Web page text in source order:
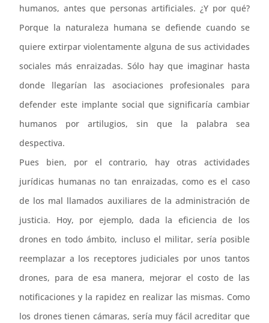
humanos, antes que personas artificiales. ¿Y por qué?
Porque la naturaleza humana se defiende cuando se
quiere extirpar violentamente alguna de sus actividades
sociales más enraizadas. Sólo hay que imaginar hasta
donde llegarían las asociaciones profesionales para
defender este implante social que significaría cambiar
humanos por artilugios, sin que la palabra sea
despectiva.
Pues bien, por el contrario, hay otras actividades
jurídicas humanas no tan enraizadas, como es el caso
de los mal llamados auxiliares de la administración de
justicia. Hoy, por ejemplo, dada la eficiencia de los
drones en todo ámbito, incluso el militar, sería posible
reemplazar a los receptores judiciales por unos tantos
drones, para de esa manera, mejorar el costo de las
notificaciones y la rapidez en realizar las mismas. Como
los drones tienen cámaras, sería muy fácil acreditar que